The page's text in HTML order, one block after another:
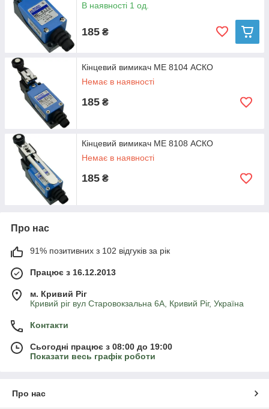
В наявності 1 од.
185 ₴
Кінцевий вимикач ME 8104 АСКО
Немає в наявності
185 ₴
Кінцевий вимикач ME 8108 АСКО
Немає в наявності
185 ₴
Про нас
91% позитивних з 102 відгуків за рік
Працює з 16.12.2013
м. Кривий Ріг
Кривий ріг вул Старовокзальна 6А, Кривий Ріг, Україна
Контакти
Сьогодні працює з 08:00 до 19:00
Показати весь графік роботи
Про нас